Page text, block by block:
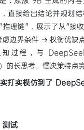
直接给出结论并规划
推理链"，展示了从"接
边界条件 → 权衡优缺
过程，与
长思考、慢决策特点完
打实模仿到了
测试